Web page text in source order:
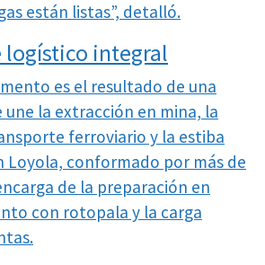
están listas”, detalló.
logístico integral
es el resultado de una
la extracción en mina, la
ferroviario y la estiba
Loyola, conformado por más de
de la preparación en
con rotopala y la carga